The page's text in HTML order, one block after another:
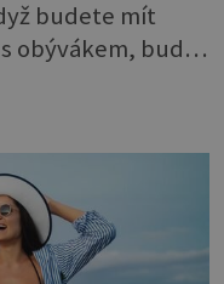
budete mít
obývákem, bude
látek - 0,5 m
vlákno na výplň
nalepovacího
Přední